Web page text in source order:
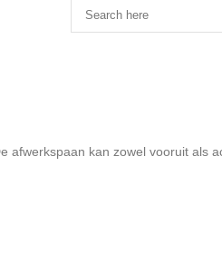
kan zowel vooruit als